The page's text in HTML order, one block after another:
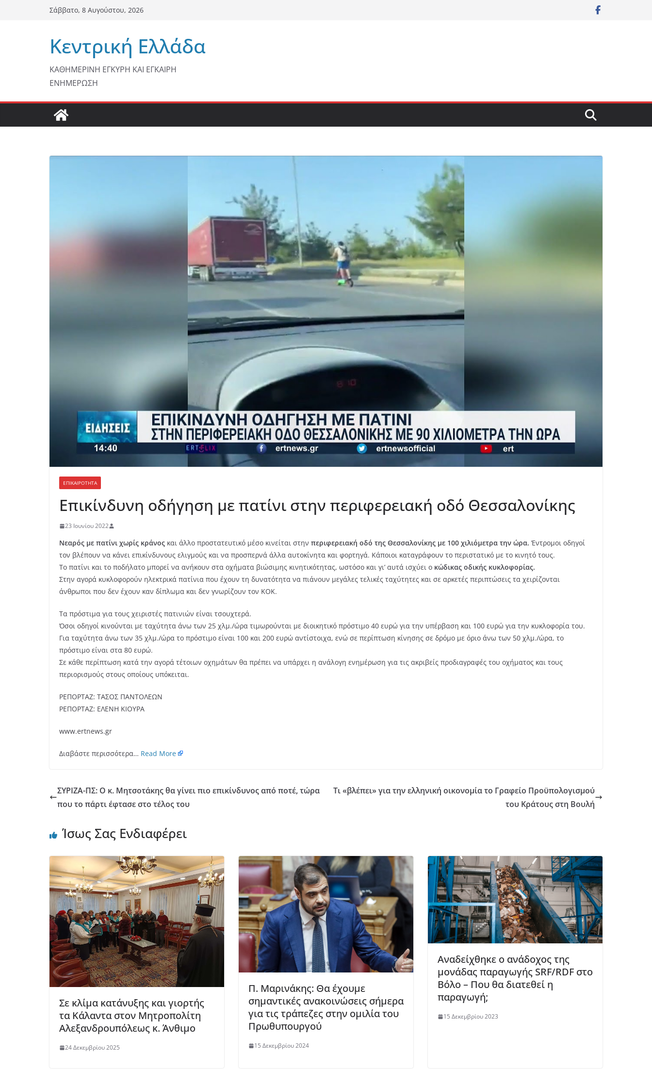
Σάββατο, 8 Αυγούστου, 2026
Κεντρική Ελλάδα
ΚΑΘΗΜΕΡΙΝΗ ΕΓΚΥΡΗ ΚΑΙ ΕΓΚΑΙΡΗ
ΕΝΗΜΕΡΩΣΗ
ΕΠΙΚΑΙΡΟΤΗΤΑ
Επικίνδυνη οδήγηση με πατίνι στην περιφερειακή οδό Θεσσαλονίκης
23 Ιουνίου 2022
Νεαρός με πατίνι χωρίς κράνος και άλλο προστατευτικό μέσο κινείται στην περιφερειακή οδό της Θεσσαλονίκης με 100 χιλιόμετρα την ώρα. Έντρομοι οδηγοί
τον βλέπουν να κάνει επικίνδυνους ελιγμούς και να προσπερνά άλλα αυτοκίνητα και φορτηγά. Κάποιοι καταγράφουν το περιστατικό με το κινητό τους.
Το πατίνι και το ποδήλατο μπορεί να ανήκουν στα οχήματα βιώσιμης κινητικότητας, ωστόσο και γι’ αυτά ισχύει ο κώδικας οδικής κυκλοφορίας.
Στην αγορά κυκλοφορούν ηλεκτρικά πατίνια που έχουν τη δυνατότητα να πιάνουν μεγάλες τελικές ταχύτητες και σε αρκετές περιπτώσεις τα χειρίζονται
άνθρωποι που δεν έχουν καν δίπλωμα και δεν γνωρίζουν τον ΚΟΚ.
Τα πρόστιμα για τους χειριστές πατινιών είναι τσουχτερά.
Όσοι οδηγοί κινούνται με ταχύτητα άνω των 25 χλμ./ώρα τιμωρούνται με διοικητικό πρόστιμο 40 ευρώ για την υπέρβαση και 100 ευρώ για την κυκλοφορία του.
Για ταχύτητα άνω των 35 χλμ./ώρα το πρόστιμο είναι 100 και 200 ευρώ αντίστοιχα, ενώ σε περίπτωση κίνησης σε δρόμο με όριο άνω των 50 χλμ./ώρα, το
πρόστιμο είναι στα 80 ευρώ.
Σε κάθε περίπτωση κατά την αγορά τέτοιων οχημάτων θα πρέπει να υπάρχει η ανάλογη ενημέρωση για τις ακριβείς προδιαγραφές του οχήματος και τους
περιορισμούς στους οποίους υπόκειται.
ΡΕΠΟΡΤΑΖ: ΤΑΣΟΣ ΠΑΝΤΟΛΕΩΝ
ΡΕΠΟΡΤΑΖ: ΕΛΕΝΗ ΚΙΟΥΡΑ
www.ertnews.gr
Διαβάστε περισσότερα… Read More
ΣΥΡΙΖΑ-ΠΣ: Ο κ. Μητσοτάκης θα γίνει πιο επικίνδυνος από ποτέ, τώρα
που το πάρτι έφτασε στο τέλος του
Τι «βλέπει» για την ελληνική οικονομία το Γραφείο Προϋπολογισμού
του Κράτους στη Βουλή
Ίσως Σας Ενδιαφέρει
Σε κλίμα κατάνυξης και γιορτής
τα Κάλαντα στον Μητροπολίτη
Αλεξανδρουπόλεως κ. Άνθιμο
24 Δεκεμβρίου 2025
Π. Μαρινάκης: Θα έχουμε
σημαντικές ανακοινώσεις σήμερα
για τις τράπεζες στην ομιλία του
Πρωθυπουργού
15 Δεκεμβρίου 2024
Αναδείχθηκε ο ανάδοχος της
μονάδας παραγωγής SRF/RDF στο
Βόλο – Που θα διατεθεί η
παραγωγή;
15 Δεκεμβρίου 2023